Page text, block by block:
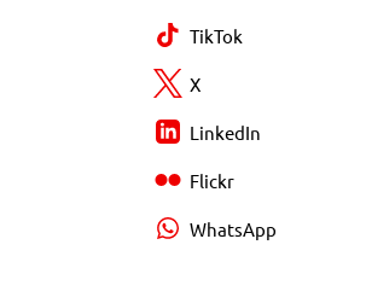
TikTok
X
LinkedIn
Flickr
WhatsApp